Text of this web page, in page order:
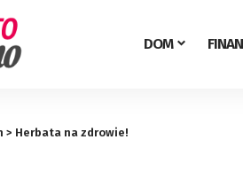
DOM
> Herbata na zdrowie!